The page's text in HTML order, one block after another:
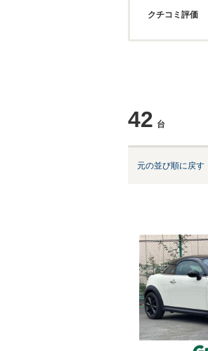
クチコミ評価
42 台
元の並び順に戻す